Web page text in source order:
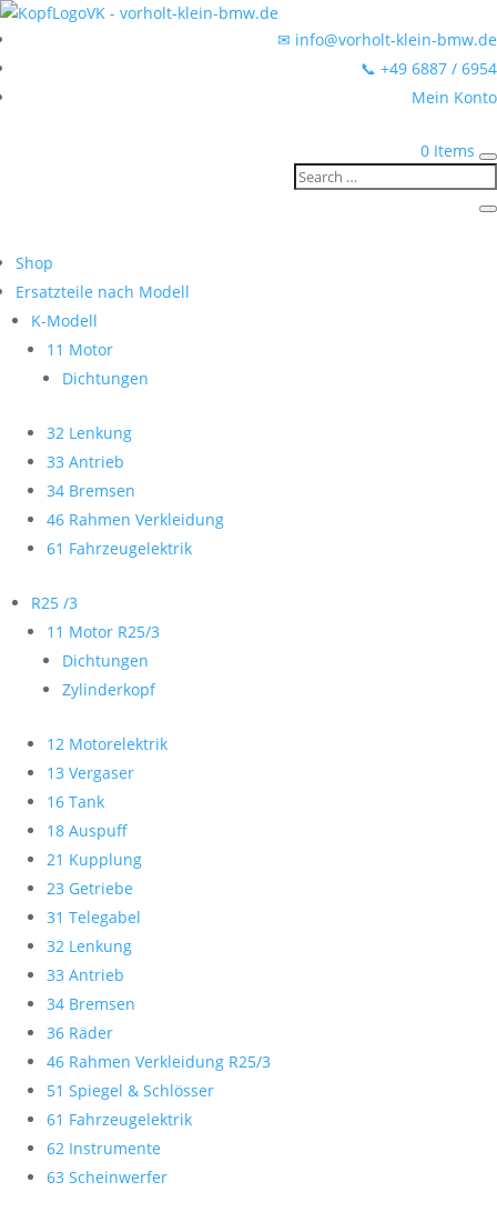
✉ info@vorholt-klein-bmw.de
📞 +49 6887 / 6954
Mein Konto
0 Items
Shop
Ersatzteile nach Modell
K-Modell
11 Motor
Dichtungen
32 Lenkung
33 Antrieb
34 Bremsen
46 Rahmen Verkleidung
61 Fahrzeugelektrik
R25 /3
11 Motor R25/3
Dichtungen
Zylinderkopf
12 Motorelektrik
13 Vergaser
16 Tank
18 Auspuff
21 Kupplung
23 Getriebe
31 Telegabel
32 Lenkung
33 Antrieb
34 Bremsen
36 Räder
46 Rahmen Verkleidung R25/3
51 Spiegel & Schlösser
61 Fahrzeugelektrik
62 Instrumente
63 Scheinwerfer